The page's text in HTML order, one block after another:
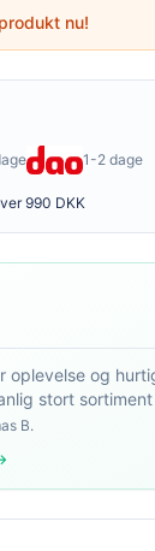
nu!
1-2 dage
990 DKK
oplevelse og
stort
B.